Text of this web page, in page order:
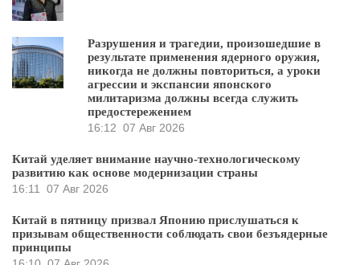
Разрушения и трагедии, произошедшие в
результате применения ядерного оружия,
никогда не должны повториться, а уроки
агрессии и экспансии японского
милитаризма должны всегда служить
предостережением
16:12 07 Авг 2026
Китай уделяет внимание научно-технологическому
развитию как основе модернизации страны
16:11 07 Авг 2026
Китай в пятницу призвал Японию прислушаться к
призывам общественности соблюдать свои безъядерные
принципы